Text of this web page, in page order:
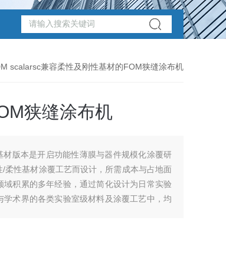
scalarsc兼容柔性及刚性基材的FOM狭缝涂布机
狭缝涂布机
版本是开启功能性薄膜与器件规模化涂覆研
柔性基材涂覆工艺而设计，所需成本与占地面
积累的多年经验，通过简化设计为日常实验
术界的各类实验室级材料及涂覆工艺中，均